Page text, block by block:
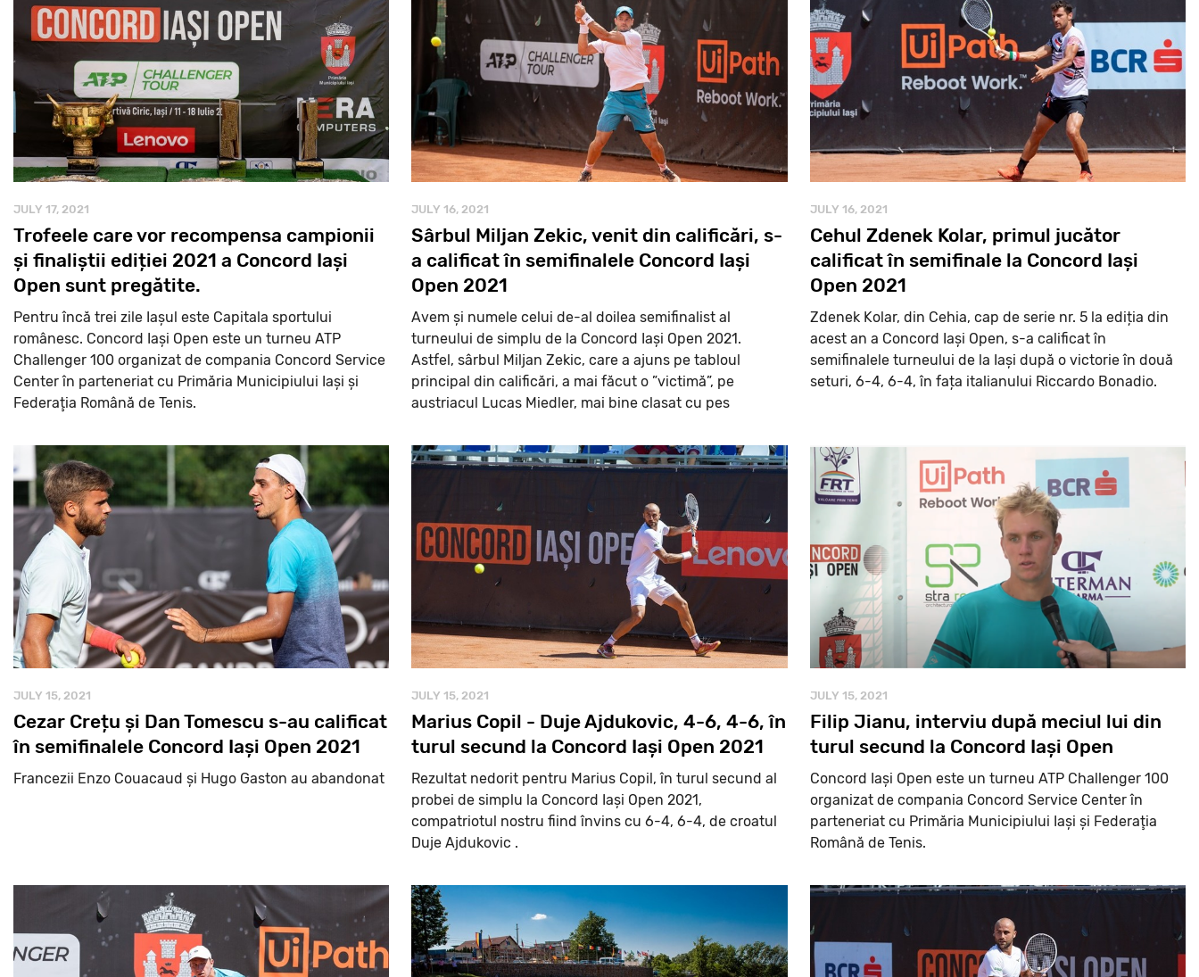
JULY 17, 2021
Trofeele care vor recompensa campionii
și finaliștii ediției 2021 a Concord Iași
Open sunt pregătite.
Pentru încă trei zile Iașul este Capitala sportului
românesc. Concord Iași Open este un turneu ATP
Challenger 100 organizat de compania Concord Service
Center în parteneriat cu Primăria Municipiului Iași și
Federaţia Română de Tenis.
JULY 16, 2021
Sârbul Miljan Zekic, venit din calificări, s-
a calificat în semifinalele Concord Iași
Open 2021
Avem și numele celui de-al doilea semifinalist al
turneului de simplu de la Concord Iași Open 2021.
Astfel, sârbul Miljan Zekic, care a ajuns pe tabloul
principal din calificări, a mai făcut o ”victimă”, pe
austriacul Lucas Miedler, mai bine clasat cu pes
JULY 16, 2021
Cehul Zdenek Kolar, primul jucător
calificat în semifinale la Concord Iași
Open 2021
Zdenek Kolar, din Cehia, cap de serie nr. 5 la ediția din
acest an a Concord Iași Open, s-a calificat în
semifinalele turneului de la Iași după o victorie în două
seturi, 6-4, 6-4, în fața italianului Riccardo Bonadio.
JULY 15, 2021
Cezar Crețu și Dan Tomescu s-au calificat
în semifinalele Concord Iași Open 2021
Francezii Enzo Couacaud și Hugo Gaston au abandonat
JULY 15, 2021
Marius Copil - Duje Ajdukovic, 4-6, 4-6, în
turul secund la Concord Iași Open 2021
Rezultat nedorit pentru Marius Copil, în turul secund al
probei de simplu la Concord Iași Open 2021,
compatriotul nostru fiind învins cu 6-4, 6-4, de croatul
Duje Ajdukovic .
JULY 15, 2021
Filip Jianu, interviu după meciul lui din
turul secund la Concord Iași Open
Concord Iași Open este un turneu ATP Challenger 100
organizat de compania Concord Service Center în
parteneriat cu Primăria Municipiului Iași și Federaţia
Română de Tenis.